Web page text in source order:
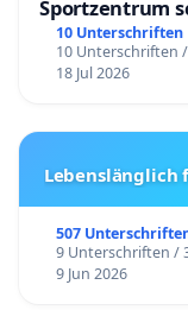
Sportzentrum
10 Unterschriften
10 Unterschriften
18 Jul 2026
Lebenslänglich
507
9 Unterschriften /
9 Jun 2026